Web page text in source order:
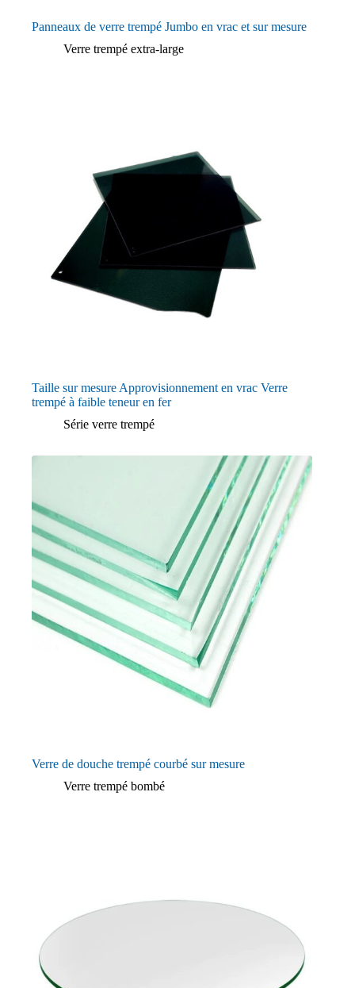
Panneaux de verre trempé Jumbo en vrac et sur mesure
Verre trempé extra-large
Taille sur mesure Approvisionnement en vrac Verre
trempé à faible teneur en fer
Série verre trempé
Verre de douche trempé courbé sur mesure
Verre trempé bombé